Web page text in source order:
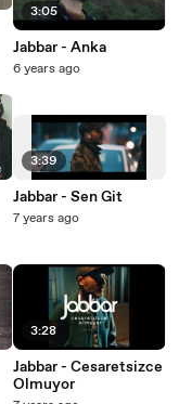
3:05
Jabbar - Anka
6 years ago
3:39
Jabbar - Sen Git
7 years ago
3:28
Jabbar - Cesaretsizce
Olmuyor